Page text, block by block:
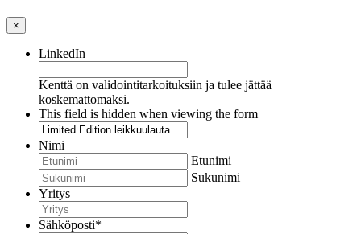
×
LinkedIn
Kenttä on validointitarkoituksiin ja tulee jättää
koskemattomaksi.
This field is hidden when viewing the form
Nimi
Etunimi
Sukunimi
Yritys
Sähköposti*